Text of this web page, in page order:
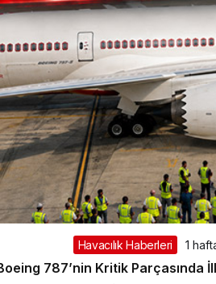
Havacılık Haberleri 1
787’nin Kritik Parçasında